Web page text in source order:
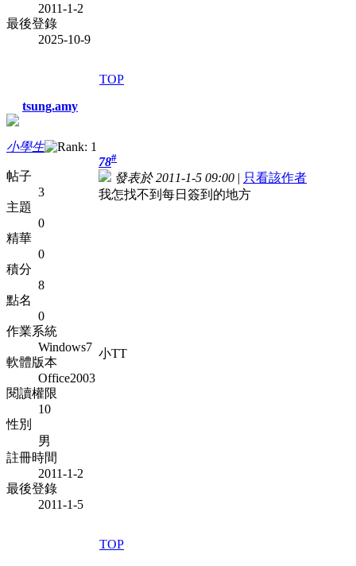
2011-1-2
最後登錄
2025-10-9
TOP
tsung.amy
小學生
帖子
3
主題
0
精華
0
積分
8
點名
0
作業系統
Windows7
軟體版本
Office2003
閱讀權限
10
性別
男
註冊時間
2011-1-2
最後登錄
2011-1-5
78#
發表於 2011-1-5 09:00 | 只看該作者
我怎找不到每日簽到的地方
小TT
TOP